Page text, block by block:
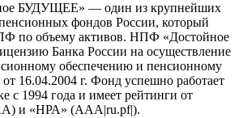
БУДУЩЕЕ» — один из крупнейших
фондов России, который
по объему активов. НПФ «Достойное
Банка России на осуществление
обеспечению и пенсионному
16.04.2004 г. Фонд успешно работает
с 1994 года и имеет рейтинги от
и «НРА» (ААА|ru.pf|).